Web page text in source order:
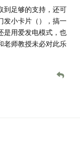
到足够的支持，还可
发小卡片（），搞一
是用爱发电模式，也
老师教授未必对此乐